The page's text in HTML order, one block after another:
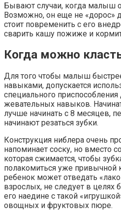
Бывают случаи, когда малыш
Возможно, он еще не «дорос»
стоит повременить с его
сварить кашу пожиже и
Когда можно
Для того чтобы малыш
навыками, допускается
специального приспособления
жевательных навыков.
лучше начинать с 8 месяцев,
начинают резаться зубки.
Конструкция ниблера очень
напоминает соску, но вместо
которая сжимается, чтобы
полакомиться уже привычной
ребенок может отведать
взрослых, не следует в целях
его наедине с такой
овощных и фруктовых пюре.